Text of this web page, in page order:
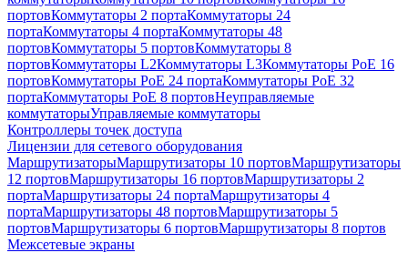
портовКоммутаторы 2 портаКоммутаторы 24
портаКоммутаторы 4 портаКоммутаторы 48
портовКоммутаторы 5 портовКоммутаторы 8
портовКоммутаторы L2Коммутаторы L3Коммутаторы PoE 16
портовКоммутаторы PoE 24 портаКоммутаторы PoE 32
портаКоммутаторы PoE 8 портовНеуправляемые
коммутаторыУправляемые коммутаторы
Контроллеры точек доступа
Лицензии для сетевого оборудования
МаршрутизаторыМаршрутизаторы 10 портовМаршрутизаторы
12 портовМаршрутизаторы 16 портовМаршрутизаторы 2
портаМаршрутизаторы 24 портаМаршрутизаторы 4
портаМаршрутизаторы 48 портовМаршрутизаторы 5
портовМаршрутизаторы 6 портовМаршрутизаторы 8 портов
Межсетевые экраны